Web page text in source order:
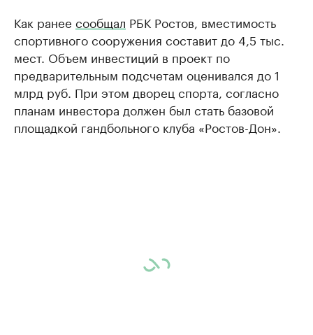
Как ранее сообщал РБК Ростов, вместимость
спортивного сооружения составит до 4,5 тыс.
мест. Объем инвестиций в проект по
предварительным подсчетам оценивался до 1
млрд руб. При этом дворец спорта, согласно
планам инвестора должен был стать базовой
площадкой гандбольного клуба «Ростов-Дон».